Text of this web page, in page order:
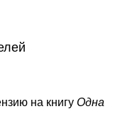
на книгуОдна